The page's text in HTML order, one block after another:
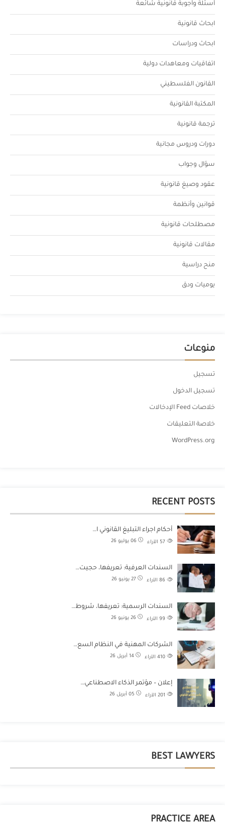
أسئلة وأجوبة قانونية شائعة
ابحاث قانونية
ابحاث ودراسات
اتفاقيات ومعاهدات دولية
القانون الفلسطيني
المكتبة القانونية
ترجمة قانونية
دورات ودروس مجانية
سؤال وجواب
عقود وصيغ قانونية
قوانين وأنظمة
مصطلحات قانونية
مقالات قانونية
منح دراسية
يوميات ودق
منوعات
تسجيل
تسجيل الدخول
خلاصات Feed الإدخالات
خلاصة التعليقات
WordPress.org
RECENT POSTS
أحكام اجراء التبليغ القانوني ا…
06 يوليو 26 الآراء
السندات العرفية: تعريفها، حجيت…
27 يونيو 26 الآراء
السندات الرسمية: تعريفها، شروط…
26 يونيو 26 الآراء
الشركات المهنية في النظام السع…
14 أبريل 26 الآراء
إعلان – مؤتمر الذكاء الاصطناعي…
05 أبريل 26 الآراء
BEST LAWYERS
PRACTICE AREA